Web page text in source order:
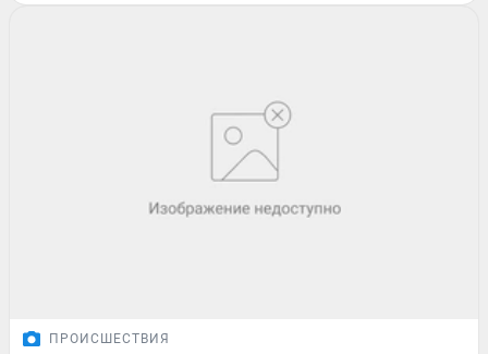
ПРОИСШЕСТВИЯ